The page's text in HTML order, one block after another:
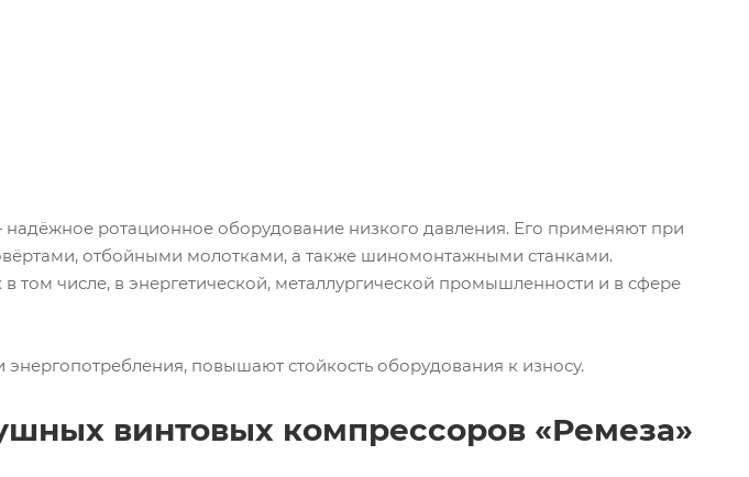
ротационное оборудование низкого давления. Его применяют при
отбойными молотками, а также шиномонтажными станками.
том числе, в энергетической, металлургической промышленности и в сфере
повышают стойкость оборудования к износу.
винтовых компрессоров «Ремеза»